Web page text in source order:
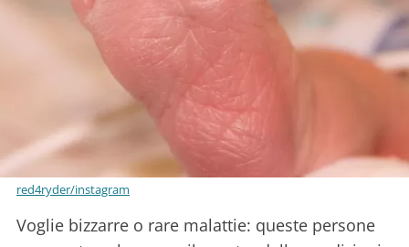
red4ryder/instagram
Voglie bizzarre o rare malattie: queste persone